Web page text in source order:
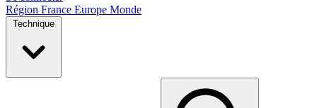
Région France Europe Monde
Technique